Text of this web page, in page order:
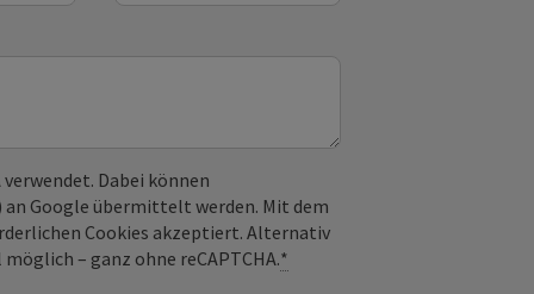
Dabei können
an Google übermittelt werden. Mit dem
Cookies akzeptiert. Alternativ
– ganz ohne reCAPTCHA.*